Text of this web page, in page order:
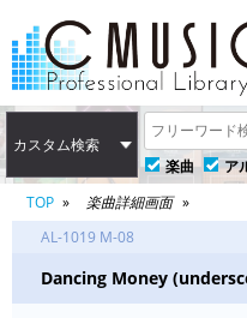
カスタム検索
楽曲
ア
TOP
楽曲詳細画面
AL-1019 M-08
Dancing Money